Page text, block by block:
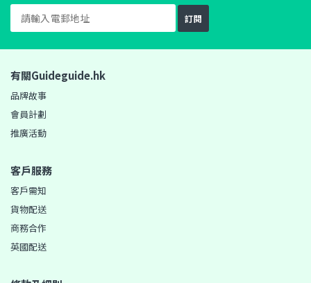
訂閱
有關Guideguide.hk
品牌故事
會員計劃
推廣活動
客戶服務
客戶需知
貨物配送
商務合作
英國配送